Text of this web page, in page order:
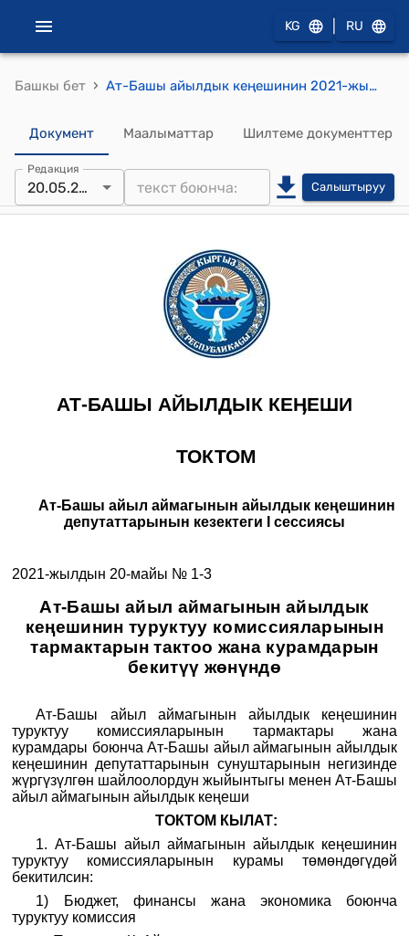
KG RU
Башкы бет › Ат-Башы айылдык кеңешинин 2021-жылдын 20-майындагы № 1-3 "Ат-Башы айыл аймагынын айылдык кеңешинин туруктуу комиссияларынын тармактарын тактоо жана курамдарын бекитүү жөнүндө" токтому
Документ Маалыматтар Шилтеме документтер
Редакция
20.05.2021 Салыштыруу